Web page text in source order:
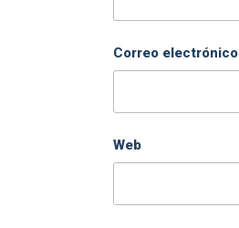
Correo electrónico
Web